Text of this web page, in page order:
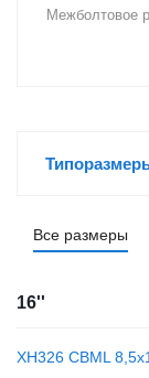
Межболтовое
Все размеры
16''
XH326 CBML